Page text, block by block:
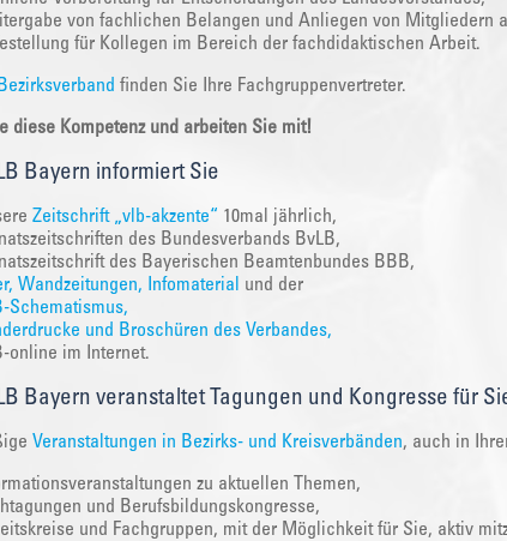
von fachlichen Belangen und Anliegen von Mitgliedern
für Kollegen im Bereich der fachdidaktischen Arbeit.
Bezirksverband finden Sie Ihre Fachgruppenvertreter.
diese Kompetenz und arbeiten Sie mit!
Bayern informiert Sie
Zeitschrift „vlb-akzente“ 10mal jährlich,
des Bundesverbands BvLB,
des Bayerischen Beamtenbundes BBB,
Wandzeitungen, Infomaterial
und der
Schematismus,
und Broschüren des Verbandes,
online im Internet.
Bayern veranstaltet Tagungen und Kongresse für
Veranstaltungen in Bezirks- und Kreisverbänden, auch in
zu aktuellen Themen,
und Berufsbildungskongresse,
und Fachgruppen, mit der Möglichkeit für Sie, aktiv